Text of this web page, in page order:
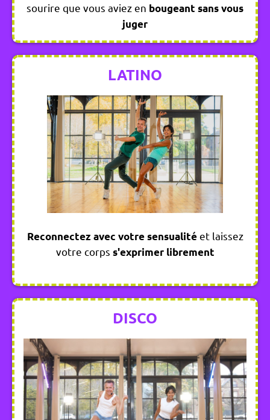
sourire que vous aviez en bougeant sans vous
juger
LATINO
Reconnectez avec votre sensualitéet laissez
votre corps s'exprimer librement
DISCO